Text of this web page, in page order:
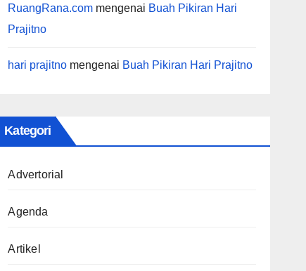
RuangRana.com mengenai Buah Pikiran Hari
Prajitno
hari prajitno mengenai Buah Pikiran Hari Prajitno
Kategori
Advertorial
Agenda
Artikel